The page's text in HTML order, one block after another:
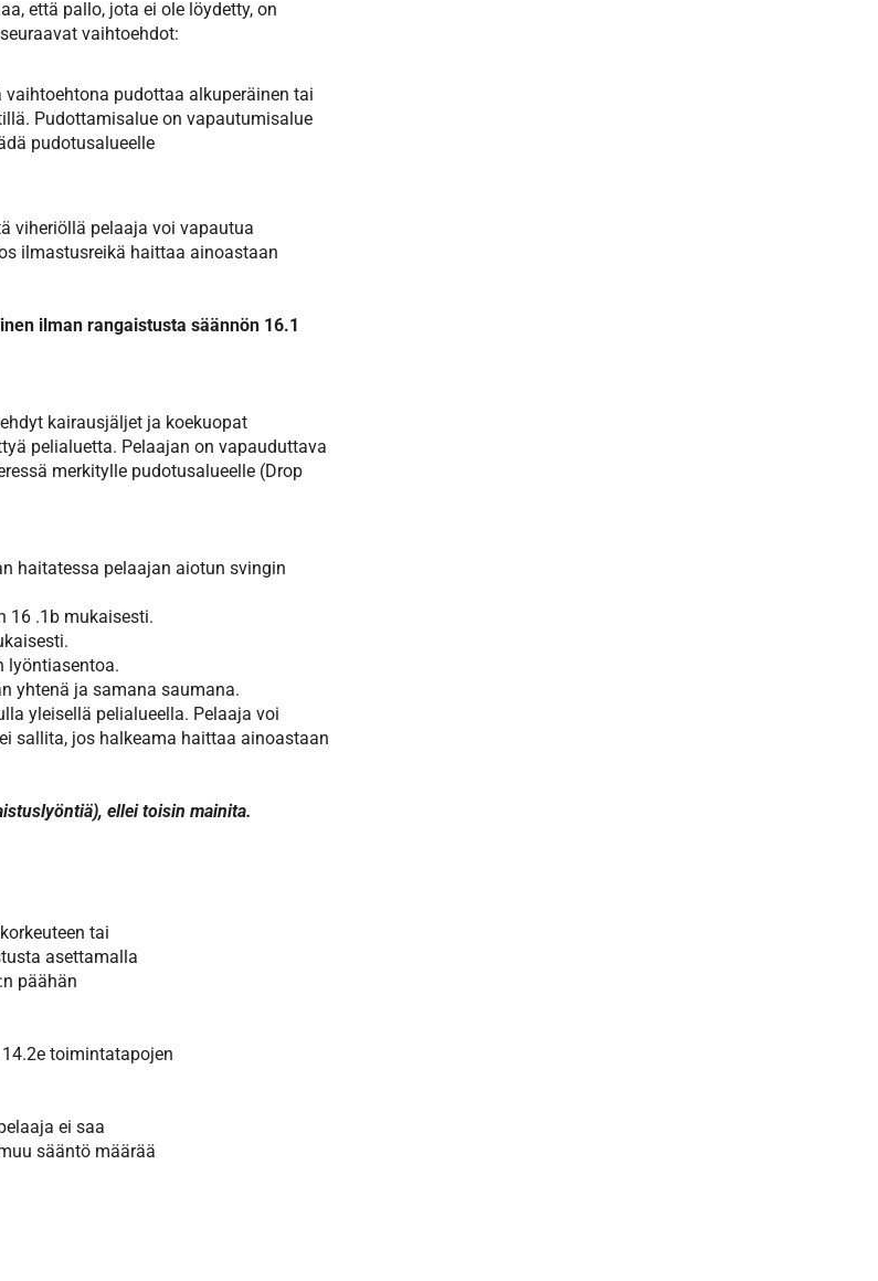
että pallo, jota ei ole löydetty, on
vaihtoehdot:
pudottaa alkuperäinen tai
Pudottamisalue on vapautumisalue
pudotusalueelle
viheriöllä pelaaja voi vapautua
ilmastusreikä haittaa ainoastaan
ilman rangaistusta säännön 16.1
kairausjäljet ja koekuopat
pelialuetta. Pelaajan on vapauduttava
merkitylle pudotusalueelle (Drop
haitatessa pelaajan aiotun svingin
16 .1b mukaisesti.
lyöntiasentoa.
yhtenä ja samana saumana.
yleisellä pelialueella. Pelaaja voi
sallita, jos halkeama haittaa ainoastaan
ellei toisin mainita.
tai
asettamalla
päähän
toimintatapojen
ei saa
sääntö määrää